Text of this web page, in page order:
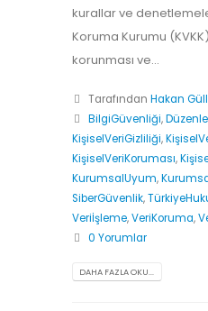
kurallar ve
Koruma Kurumu
korunması ve...
Tarafından Hakan
BilgiGüvenliği,
KişiselVeriGizliliği,
KişiselVeriKoruması,
KurumsalUyum,
SiberGüvenlik,
Veriİşleme,VeriKoruma,
0 Yorumlar
DAHA FAZLA OKU...